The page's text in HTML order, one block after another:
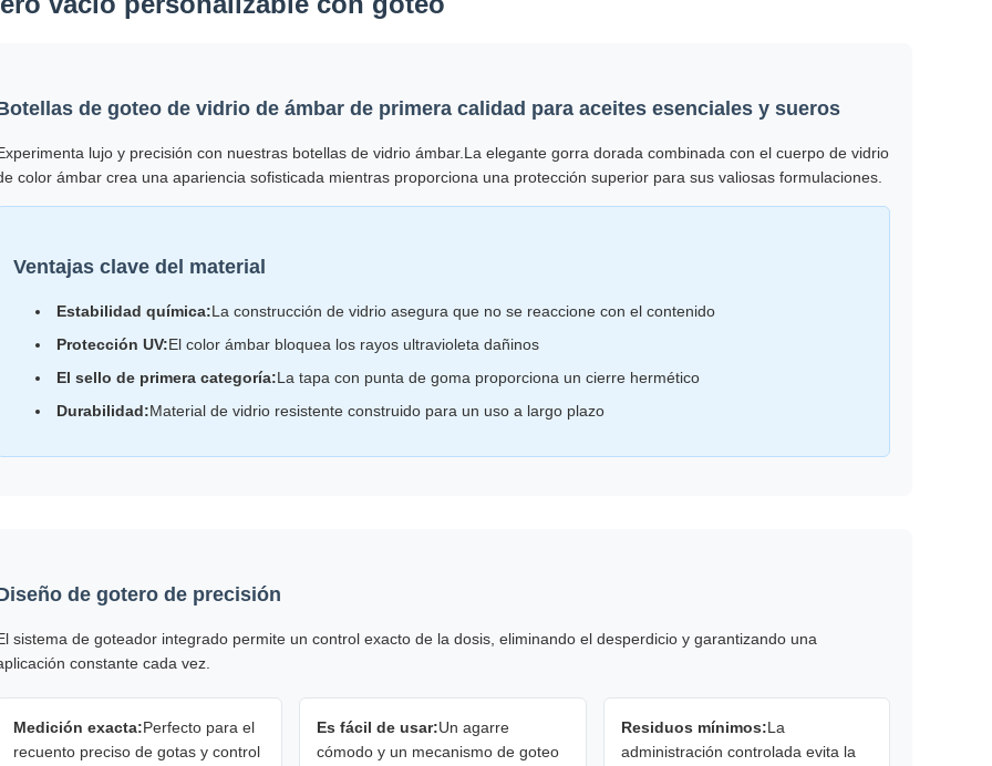
de goteo de vidrio de ámbar de primera calidad para aceites esenciales y sueros
lujo y precisión con nuestras botellas de vidrio ámbar.La elegante gorra dorada combinada con el cuerpo de vidrio
color ámbar crea una apariencia sofisticada mientras proporciona una protección superior para sus valiosas formulaciones.
Ventajas clave del material
Estabilidad química:La construcción de vidrio asegura que no se reaccione con el contenido
Protección UV:El color ámbar bloquea los rayos ultravioleta dañinos
El sello de primera categoría:La tapa con punta de goma proporciona un cierre hermético
Durabilidad:Material de vidrio resistente construido para un uso a largo plazo
de gotero de precisión
sistema de goteador integrado permite un control exacto de la dosis, eliminando el desperdicio y garantizando una
constante cada vez.
Medición exacta:Perfecto para el
recuento preciso de gotas y control
Es fácil de usar:Un agarre
cómodo y un mecanismo de goteo
Residuos mínimos:La
administración controlada evita la